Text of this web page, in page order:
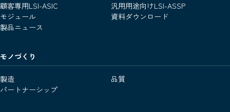
顧客専用LSI-ASIC
汎用用途向けLSI-ASSP
モジュール
資料ダウンロード
製品ニュース
モノづくり
製造
品質
パートナーシップ